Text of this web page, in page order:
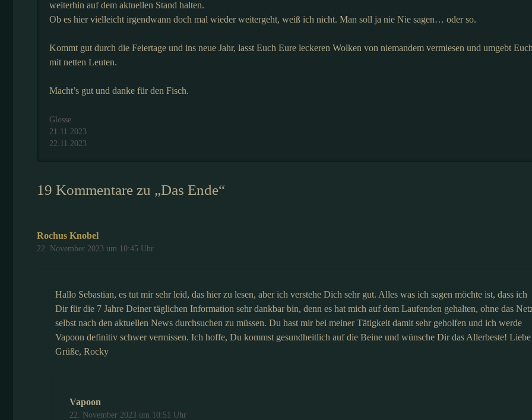
weiterhin auf dem aktuellen Stand halten.
Ob es hier vielleicht irgendwann doch mal wieder weitergeht, weiß ich nicht. Man soll ja nie Nie sagen… oder so.
Kommt gut durch die Feiertage und ins neue Jahr, lasst Euch Eure leckeren Wolken von niemandem vermiesen und umgebt
mit netten Leuten.
Macht’s gut und danke für den Fisch.
Kategorien
Glosse
21.11.2023
22.11.2023
19 Kommentare zu „Das Ende“
Rochus Knobel
22. November 2023 um 10:45 Uhr
Hallo Sebastian, es tut mir sehr leid, das hier zu lesen, aber ich verstehe Dich sehr gut. Alles was ich sagen möchte ist, dass ich
Dir für die 7 Jahre Deiner täglichen Information sehr dankbar bin, denn es hat mich auf dem Laufenden gehalten, ohne das
selbst nach den aktuellen News durchsuchen zu müssen. Du hast mir bei meiner Tätigkeit damit sehr geholfen und ich werde
Vapoon definitiv schwer vermissen. Ich hoffe, Du kommst gesundheitlich auf die Beine und wünsche Dir das Allerbeste! Liebe
Grüße, Rocky
Vapoon
22. November 2023 um 10:51 Uhr